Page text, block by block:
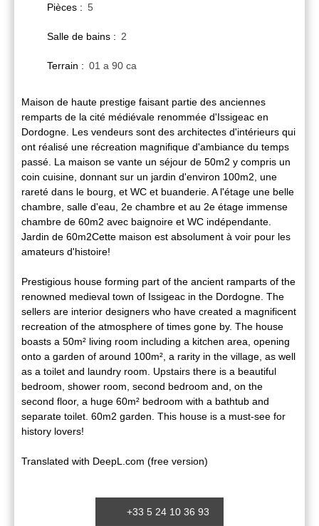
Pièces : 5
Salle de bains : 2
Terrain : 01 a 90 ca
Maison de haute prestige faisant partie des anciennes
remparts de la cité médiévale renommée d'Issigeac en
Dordogne. Les vendeurs sont des architectes d'intérieurs qui
ont réalisé une récreation magnifique d'ambiance du temps
passé. La maison se vante un séjour de 50m2 y compris un
coin cuisine, donnant sur un jardin d'environ 100m2, une
rareté dans le bourg, et WC et buanderie. A l'étage une belle
chambre, salle d'eau, 2e chambre et au 2e étage immense
chambre de 60m2 avec baignoire et WC indépendante.
Jardin de 60m2Cette maison est absolument à voir pour les
amateurs d'histoire!
Prestigious house forming part of the ancient ramparts of the
renowned medieval town of Issigeac in the Dordogne. The
sellers are interior designers who have created a magnificent
recreation of the atmosphere of times gone by. The house
boasts a 50m² living room including a kitchen area, opening
onto a garden of around 100m², a rarity in the village, as well
as a toilet and laundry room. Upstairs there is a beautiful
bedroom, shower room, second bedroom and, on the
second floor, a huge 60m² bedroom with a bathtub and
separate toilet. 60m2 garden. This house is a must-see for
history lovers!
Translated with DeepL.com (free version)
+33 5 24 10 36 93